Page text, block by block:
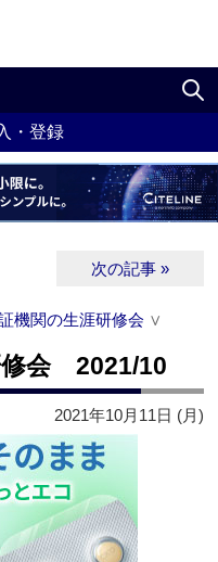
・登録
次の記事 »
機関の生涯研修会 ∨
会 2021/10
2021年10月11日 (月)